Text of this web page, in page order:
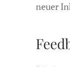
neuer